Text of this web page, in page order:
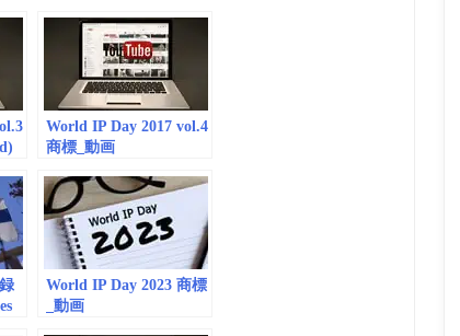
World IP Day 2017 vol.4
商標_動画
World IP Day 2023 商標
_動画